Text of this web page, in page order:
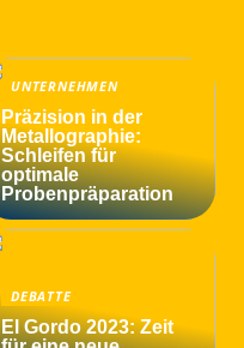
UNTERNEHMEN
Präzision in der
Metallographie:
Schleifen für
optimale
Probenpräparation
DEBATTE
El Gordo 2023: Zeit